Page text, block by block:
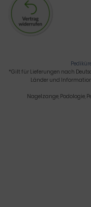
*Gilt für Lieferungen nach
Länder und
Nagelzange, Podologie,